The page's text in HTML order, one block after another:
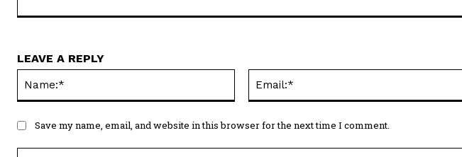
LEAVE A REPLY
Save my name, email, and website in this browser for the next time I comment.